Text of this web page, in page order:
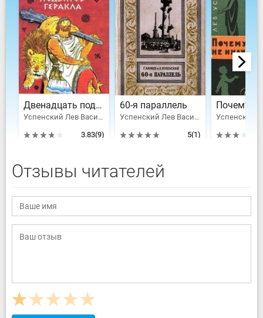
Двенадцать подвигов Геракла
Успенский Лев Васильевич, Успенский Всеволод Васильевич
3.83(9)
60-я параллель
Успенский Лев Васильевич, Караев Георгий Николаевич
5(1)
Почему
Отзывы читателей